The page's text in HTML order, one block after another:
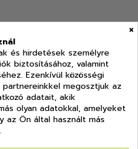
×
és hirdetések személyre
biztosításához, valamint
Ezenkívül közösségi
megosztjuk az
adatait, akik
olyan adatokkal, amelyeket
az Ön által használt más